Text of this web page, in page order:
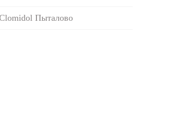
Пыталово